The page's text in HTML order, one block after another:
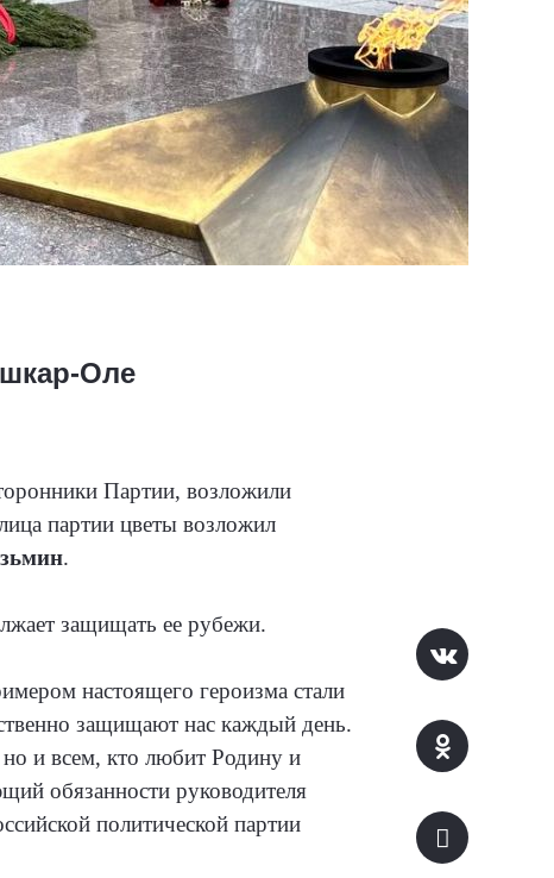
Оле
Партии, возложили
партии цветы возложил
.
защищать ее рубежи.
настоящего героизма стали
защищают нас каждый день.
но и всем, кто любит Родину и
обязанности руководителя
политической партии